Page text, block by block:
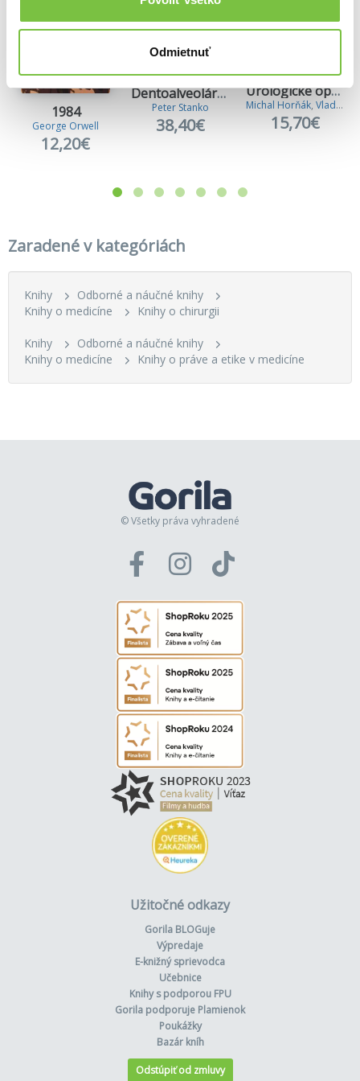
Odmietnuť
1984
George Orwell
12,20€
Dentoalveolárna a maxilofaciálna chirurgia
Peter Stanko
38,40€
Urologické operácie
Michal Horňák, Vladimír Zvara
15,70€
Zaradené v kategóriách
Knihy
Odborné a náučné knihy
Knihy o medicíne
Knihy o chirurgii
Knihy
Odborné a náučné knihy
Knihy o medicíne
Knihy o práve a etike v medicíne
© Všetky práva vyhradené
Užitočné odkazy
Gorila BLOGuje
Výpredaje
E-knižný sprievodca
Učebnice
Knihy s podporou FPU
Gorila podporuje Plamienok
Poukážky
Bazár kníh
Odstúpiť od zmluvy